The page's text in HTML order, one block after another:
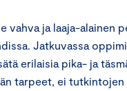
vahva ja laaja-alainen
Jatkuvassa
erilaisia pika- ja
tarpeet, ei